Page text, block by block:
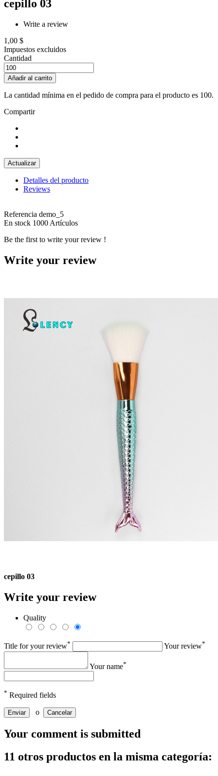
cepillo 03
Write a review
1,00 $
Impuestos excluidos
Cantidad
Añadir al carrito
La cantidad mínima en el pedido de compra para el producto es 100.
Compartir
Detalles del producto
Reviews
Referencia demo_5
En stock 1000 Artículos
Be the first to write your review !
Write your review
cepillo 03
Write your review
Quality
Title for your review* Your review*
Your name*
* Required fields
Enviar o Cancelar
Your comment is submitted
11 otros productos en la misma categoría: